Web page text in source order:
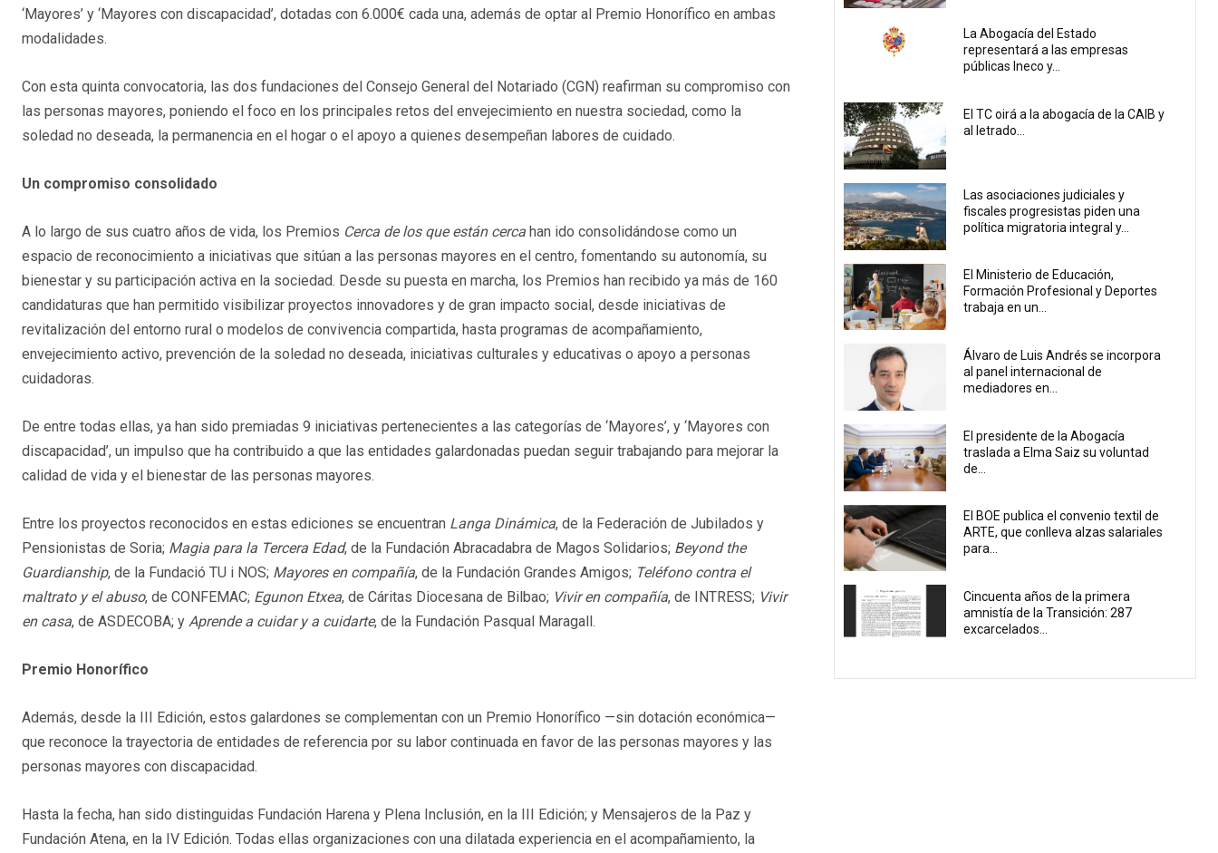
‘Mayores’ y ‘Mayores con discapacidad’, dotadas con 6.000€ cada una, además de optar al Premio Honorífico en ambas
modalidades.
Con esta quinta convocatoria, las dos fundaciones del Consejo General del Notariado (CGN) reafirman su compromiso con
las personas mayores, poniendo el foco en los principales retos del envejecimiento en nuestra sociedad, como la
soledad no deseada, la permanencia en el hogar o el apoyo a quienes desempeñan labores de cuidado.
Un compromiso consolidado
A lo largo de sus cuatro años de vida, los Premios Cerca de los que están cerca han ido consolidándose como un
espacio de reconocimiento a iniciativas que sitúan a las personas mayores en el centro, fomentando su autonomía, su
bienestar y su participación activa en la sociedad. Desde su puesta en marcha, los Premios han recibido ya más de 160
candidaturas que han permitido visibilizar proyectos innovadores y de gran impacto social, desde iniciativas de
revitalización del entorno rural o modelos de convivencia compartida, hasta programas de acompañamiento,
envejecimiento activo, prevención de la soledad no deseada, iniciativas culturales y educativas o apoyo a personas
cuidadoras.
De entre todas ellas, ya han sido premiadas 9 iniciativas pertenecientes a las categorías de ‘Mayores’, y ‘Mayores con
discapacidad’, un impulso que ha contribuido a que las entidades galardonadas puedan seguir trabajando para mejorar la
calidad de vida y el bienestar de las personas mayores.
Entre los proyectos reconocidos en estas ediciones se encuentran Langa Dinámica, de la Federación de Jubilados y
Pensionistas de Soria; Magia para la Tercera Edad, de la Fundación Abracadabra de Magos Solidarios; Beyond the
Guardianship, de la Fundació TU i NOS; Mayores en compañía, de la Fundación Grandes Amigos; Teléfono contra el
maltrato y el abuso, de CONFEMAC; Egunon Etxea, de Cáritas Diocesana de Bilbao; Vivir en compañía, de INTRESS; Vivir
en casa, de ASDECOBA; y Aprende a cuidar y a cuidarte, de la Fundación Pasqual Maragall.
Premio Honorífico
Además, desde la III Edición, estos galardones se complementan con un Premio Honorífico —sin dotación económica—
que reconoce la trayectoria de entidades de referencia por su labor continuada en favor de las personas mayores y las
personas mayores con discapacidad.
Hasta la fecha, han sido distinguidas Fundación Harena y Plena Inclusión, en la III Edición; y Mensajeros de la Paz y
Fundación Atena, en la IV Edición. Todas ellas organizaciones con una dilatada experiencia en el acompañamiento, la
La Abogacía del Estado
representará a las empresas
públicas Ineco y...
El TC oirá a la abogacía de la CAIB y
al letrado...
Las asociaciones judiciales y
fiscales progresistas piden una
política migratoria integral y...
El Ministerio de Educación,
Formación Profesional y Deportes
trabaja en un...
Álvaro de Luis Andrés se incorpora
al panel internacional de
mediadores en...
El presidente de la Abogacía
traslada a Elma Saiz su voluntad
de...
El BOE publica el convenio textil de
ARTE, que conlleva alzas salariales
para...
Cincuenta años de la primera
amnistía de la Transición: 287
excarcelados...